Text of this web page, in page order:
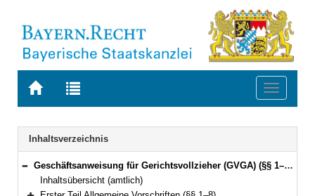
Zur
BAYERN.RECHT
Zur
letzten
Suche
Toggle
Navigation
Inhaltsverzeichnis
Bereich reduzieren
Geschäftsanweisung für Gerichtsvollzieher (GVGA) (§§ 1–199)
Inhaltsübersicht (amtlich)